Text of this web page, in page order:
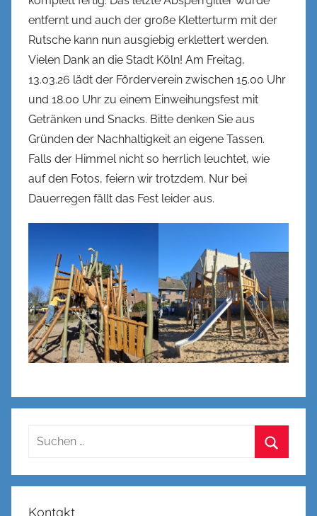
n
e
n
k
e
l
entfernt und auch der große Kletterturm mit der
Rutsche kann nun ausgiebig erklettert werden.
Vielen Dank an die Stadt Köln! Am Freitag,
13.03.26 lädt der Förderverein zwischen 15.00 Uhr
und 18.00 Uhr zu einem Einweihungsfest mit
Getränken und Snacks. Bitte denken Sie aus
Gründen der Nachhaltigkeit an eigene Tassen.
Falls der Himmel nicht so herrlich leuchtet, wie
auf den Fotos, feiern wir trotzdem. Nur bei
Dauerregen fällt das Fest leider aus.
Suchen
Kontakt